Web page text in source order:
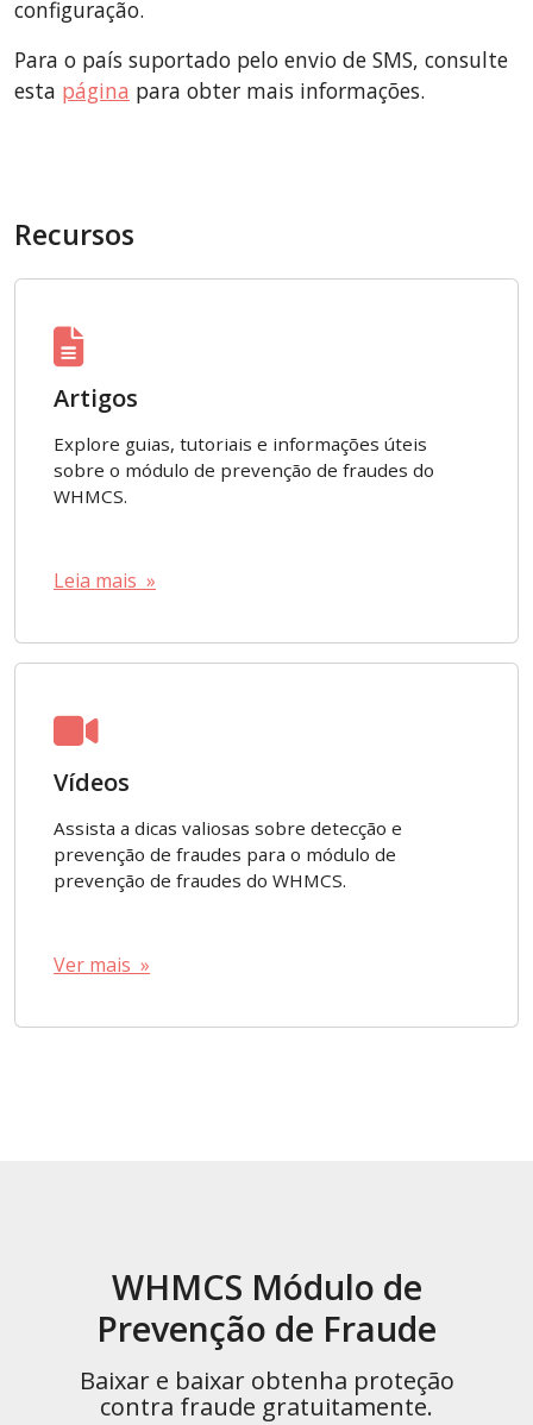
configuração.
Para o país suportado pelo envio de SMS, consulte
esta página para obter mais informações.
Recursos
Artigos
Explore guias, tutoriais e informações úteis
sobre o módulo de prevenção de fraudes do
WHMCS.
Leia mais »
Vídeos
Assista a dicas valiosas sobre detecção e
prevenção de fraudes para o módulo de
prevenção de fraudes do WHMCS.
Ver mais »
WHMCS Módulo de
Prevenção de Fraude
Baixar e baixar obtenha proteção
contra fraude gratuitamente.